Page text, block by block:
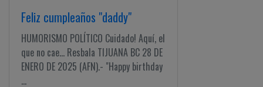
Feliz cumpleaños "daddy"
HUMORISMO POLÍTICO Cuidado! Aquí, el
que no cae... Resbala TIJUANA BC 28 DE
ENERO DE 2025 (AFN).- "Happy birthday
...